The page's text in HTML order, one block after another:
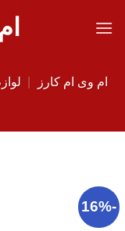
ام وی ام کارز
-16%